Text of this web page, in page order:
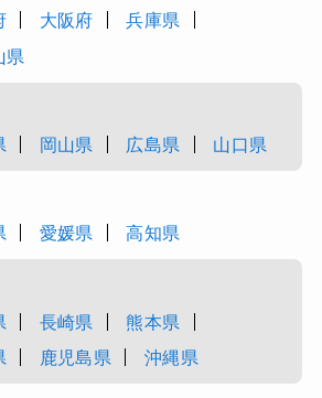
大阪府
兵庫県
県
岡山県 広島県 山口県
愛媛県 高知県
長崎県
熊本県
鹿児島県 沖縄県